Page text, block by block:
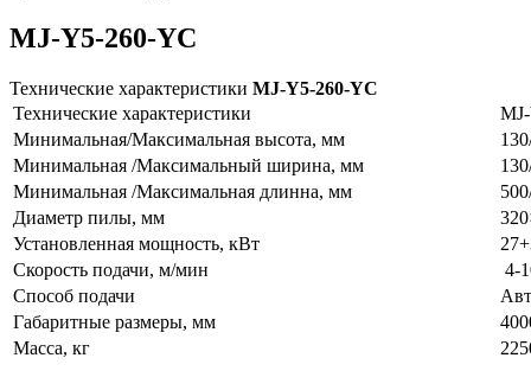
MJ-Y5-260-YC
Технические характеристики MJ-Y5-260-YC
Технические характеристики
Минимальная/Максимальная высота, мм
Минимальная /Максимальный ширина, мм
Минимальная /Максимальная длинна, мм
Диаметр пилы, мм
Установленная мощность, кВт
Скорость подачи, м/мин
4-
Способ подачи
Габаритные размеры, мм
Масса, кг